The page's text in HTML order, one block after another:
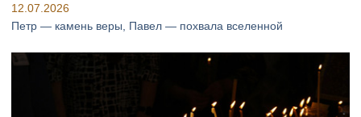
12.07.2026
Петр — камень веры, Павел — похвала вселенной